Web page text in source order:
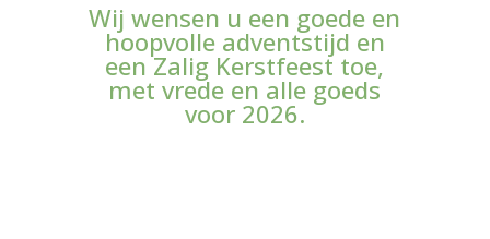
Wij wensen u een goede en
hoopvolle adventstijd en
een Zalig Kerstfeest toe,
met vrede en alle goeds
voor 2026.